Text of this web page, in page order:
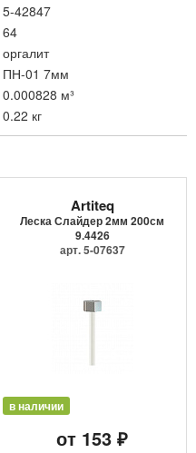
5-42847
64
оргалит
ПН-01 7мм
0.000828 м³
0.22 кг
Artiteq
Леска Слайдер 2мм 200см
9.4426
арт. 5-07637
в наличии
от 153 ₽